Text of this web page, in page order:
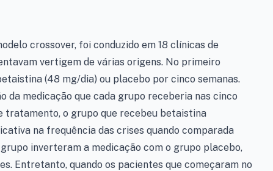
crossover, foi conduzido em 18 clínicas de
vertigem de várias origens. No primeiro
(48 mg/dia) ou placebo por cinco semanas.
da medicação que cada grupo receberia nas cinco
tratamento, o grupo que recebeu betaistina
na frequência das crises quando comparada
inverteram a medicação com o grupo placebo,
Entretanto, quando os pacientes que começaram no